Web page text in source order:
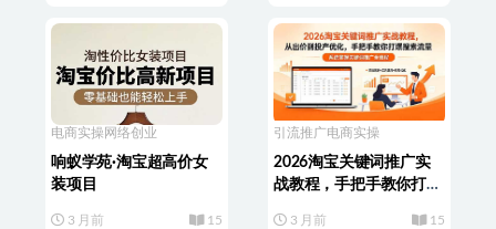
电商实操 网络创业
响蚁学苑·淘宝超高价女
装项目
3 月前 15
引流推广电商实操
2026淘宝关键词推广实
战教程，手把手教你打爆
3 月前 15